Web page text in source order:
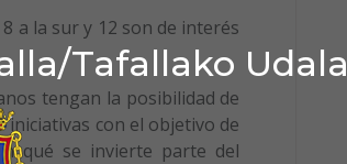
Tafallako Udala
a la sur y 12 son de interés
tengan la posibilidad de
con el objetivo de
qué se invierte parte del